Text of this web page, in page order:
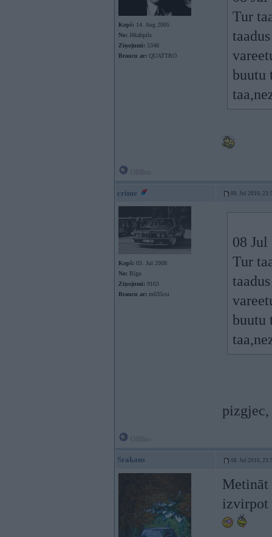
Kopš: 14. Aug 2005
No: Jēkabpils
Ziņojumi: 5348
Braucu ar: QUATTRO
Tur
buutu
crime 08. Jul 2010,
Kopš: 03. Jul 2008
No: Rīga
Ziņojumi: 9163
Braucu ar: m635csi
08
Tur
buutu
Srakans 08. Jul 2010,
Metināt
izvirpot